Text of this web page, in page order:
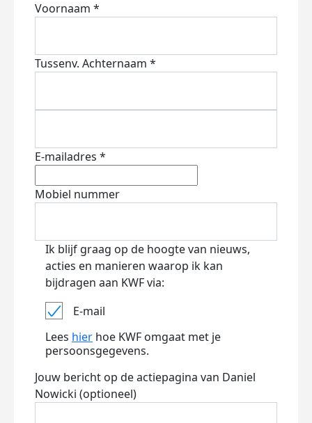
Voornaam *
Tussenv. Achternaam *
E-mailadres *
Mobiel nummer
Ik blijf graag op de hoogte van nieuws,
acties en manieren waarop ik kan
bijdragen aan KWF via:
E-mail
Lees hier hoe KWF omgaat met je
persoonsgegevens.
Jouw bericht op de actiepagina van Daniel
Nowicki (optioneel)